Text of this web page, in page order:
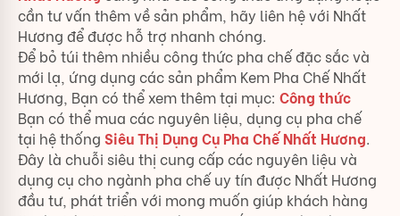
cần tư vấn thêm về sản phẩm, hãy liên hệ với Nhất
Hương để được hỗ trợ nhanh chóng.
Để bỏ túi thêm nhiều công thức pha chế đặc sắc và
mới lạ, ứng dụng các sản phẩm Kem Pha Chế Nhất
Hương, Bạn có thể xem thêm tại mục: Công thức
Bạn có thể mua các nguyên liệu, dụng cụ pha chế
tại hệ thống Siêu Thị Dụng Cụ Pha Chế Nhất Hương.
Đây là chuỗi siêu thị cung cấp các nguyên liệu và
dụng cụ cho ngành pha chế uy tín được Nhất Hương
đầu tư, phát triển với mong muốn giúp khách hàng